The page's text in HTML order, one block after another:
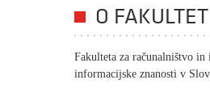
O
Fakulteta za računalništvo
informacijske znanosti v